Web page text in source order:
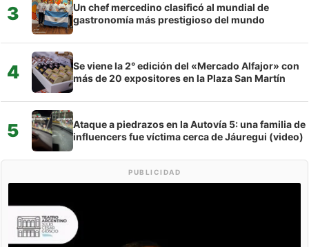
3
Un chef mercedino clasificó al mundial de
gastronomía más prestigioso del mundo
4
Se viene la 2° edición del «Mercado Alfajor» con
más de 20 expositores en la Plaza San Martín
5
Ataque a piedrazos en la Autovía 5: una familia de
influencers fue víctima cerca de Jáuregui (video)
PUBLICIDAD